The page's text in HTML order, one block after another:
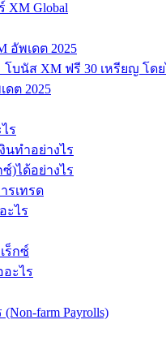
XM Global
อัพเดต 2025
บนัส XM ฟรี 30 เหรียญ โดย
ดต 2025
ร
นทำอย่างไร
ซ์)ได้อย่างไร
รเทรด
ะไร
ร็กซ์
อะไร
farm Payrolls)